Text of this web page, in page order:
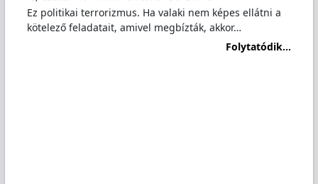
Ez politikai terrorizmus. Ha valaki nem képes ellátni a
kötelező feladatait, amivel megbízták, akkor…
Folytatódik...